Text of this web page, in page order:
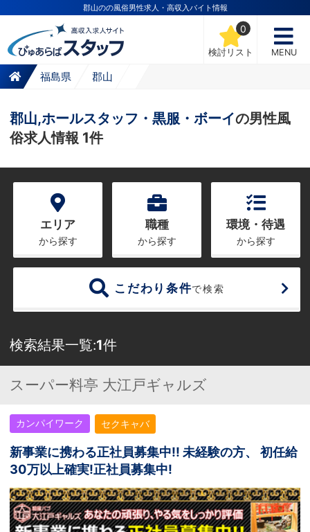
郡山のの風俗男性求人・高収入バイト情報
検討リスト
0
MENU
福島県 郡山
郡山,ホールスタッフ・黒服・ボーイの男性風
俗求人情報 1件
エリア
から探す
職種
から探す
環境・待遇
から探す
こだわり条件で検索
検索結果一覧:1件
スーパー料亭 大江戸ギャルズ
カンパイワーク セクキャバ
新事業に携わる正社員募集中!! 未経験の方、 初任給
30万以上確実!正社員募集中!